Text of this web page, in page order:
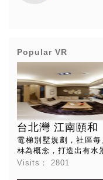
Popular VR
台北灣 江南頤和
電梯別墅規劃，社區
林為概念，打造出有水
Visits：2801